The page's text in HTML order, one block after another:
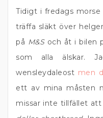
Tidigt i fredags
träffa släkt över
på M&Soch åt i bilen
som alla älskar.
wensleydaleost men
ett av mina måsten
missar inte tillfället